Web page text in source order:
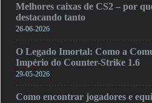
Melhores caixas de CS2 – por
destacando tanto
26-06-2026
O Legado Imortal: Como a
Império do Counter-Strike 1.6
29-05-2026
Como encontrar jogadores e